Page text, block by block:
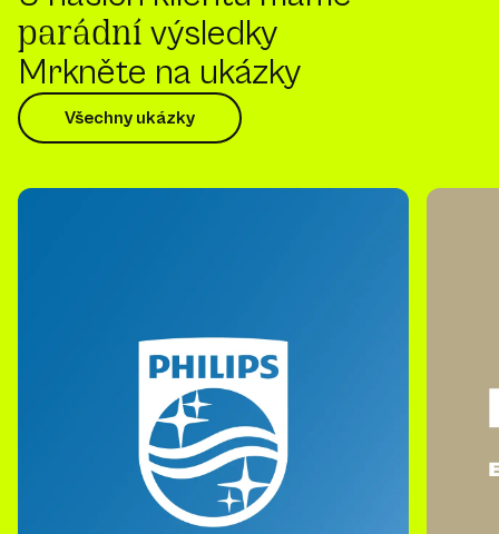
parádní výsledky
Mrkněte na ukázky
Všechny ukázky